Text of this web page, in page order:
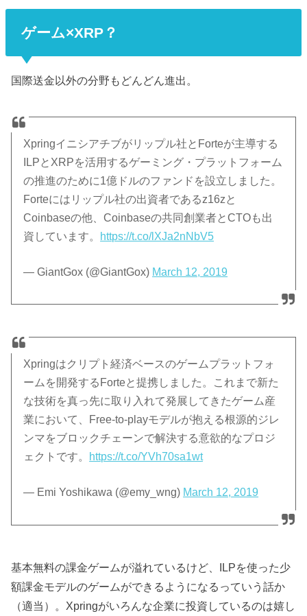
ゲーム×XRP？
国際送金以外の分野もどんどん進出。
Xpringイニシアチブがリップル社とForteが主導する
ILPとXRPを活用するゲーミング・プラットフォーム
の推進のために1億ドルのファンドを設立しました。
Forteにはリップル社の出資者であるz16zと
Coinbaseの他、Coinbaseの共同創業者とCTOも出
資しています。
https://t.co/lXJa2nNbV5
— GiantGox (@GiantGox) March 12, 2019
Xpringはクリプト経済ベースのゲームプラットフォ
ームを開発するForteと提携しました。これまで新た
な技術を真っ先に取り入れて発展してきたゲーム産
業において、Free-to-playモデルが抱える根源的ジレ
ンマをブロックチェーンで解決する意欲的なプロジ
ェクトです。
https://t.co/YVh70sa1wt
— Emi Yoshikawa (@emy_wng) March 12, 2019
基本無料の課金ゲームが溢れているけど、ILPを使った少
額課金モデルのゲームができるようになるっていう話か
（適当）。Xpringがいろんな企業に投資しているのは嬉し